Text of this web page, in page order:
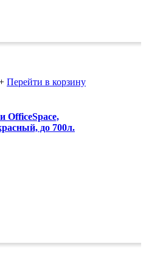
Перейти в корзину
OfficeSpace,
до 700л.